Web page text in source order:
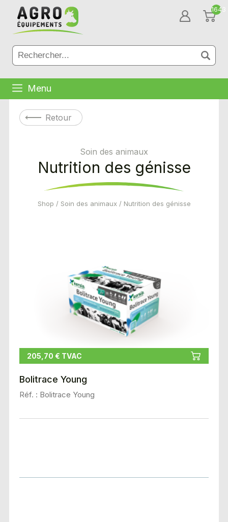
1643
Menu
Retour
Soin des animaux
Nutrition des génisse
Shop / Soin des animaux/ Nutrition des génisse
205,70 € TVAC
Bolitrace Young
Réf. : Bolitrace Young